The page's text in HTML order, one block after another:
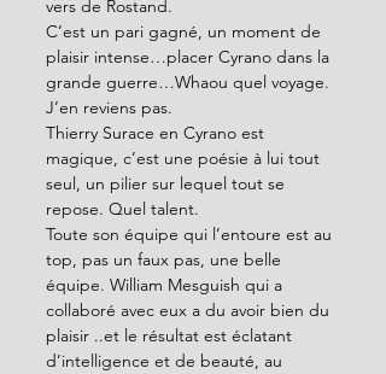
vers de Rostand.
C’est un pari gagné, un moment de
plaisir intense…placer Cyrano dans la
grande guerre…Whaou quel voyage.
J’en reviens pas.
Thierry Surace en Cyrano est
magique, c’est une poésie à lui tout
seul, un pilier sur lequel tout se
repose. Quel talent.
Toute son équipe qui l’entoure est au
top, pas un faux pas, une belle
équipe. William Mesguish qui a
collaboré avec eux a du avoir bien du
plaisir ..et le résultat est éclatant
d’intelligence et de beauté, au